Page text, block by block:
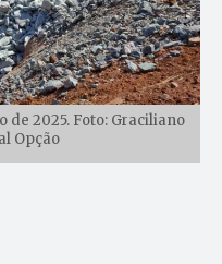
de 2025. Foto: Graciliano
Opção